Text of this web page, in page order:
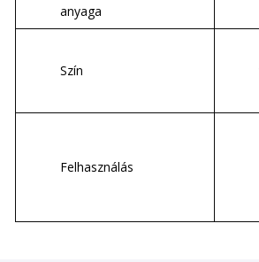
anyaga
Szín
Felhasználás